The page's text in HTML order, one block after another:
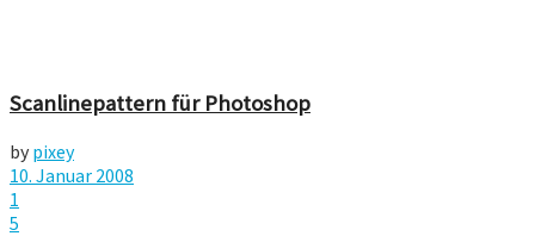
Scanlinepattern für Photoshop
by pixey
10. Januar 2008
1
5